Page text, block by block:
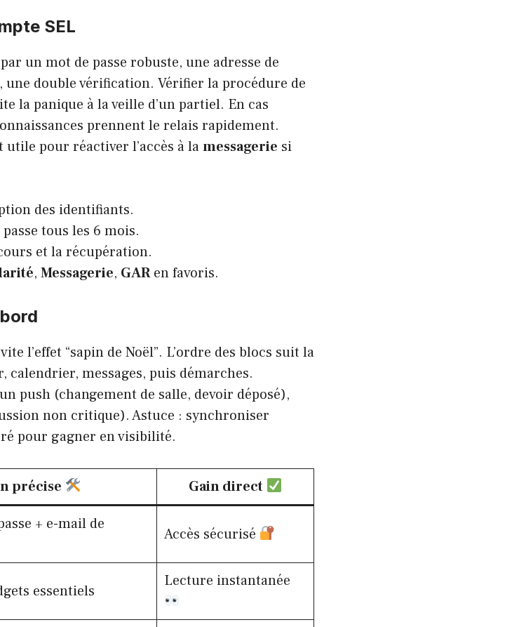
SEL
un mot de passe robuste, une adresse de
une double vérification. Vérifier la procédure de
la panique à la veille d’un partiel. En cas
prennent le relais rapidement.
pour réactiver l’accès à lamessagerie si
des identifiants.
tous les 6 mois.
et la récupération.
, Messagerie, GARen favoris.
l’effet “sapin de Noël”. L’ordre des blocs suit la
calendrier, messages, puis démarches.
push (changement de salle, devoir déposé),
non critique). Astuce : synchroniser
pour gagner en visibilité.
précise Gain direct
+ e-mail de
Accès sécurisé
essentiels
Lecture instantanée